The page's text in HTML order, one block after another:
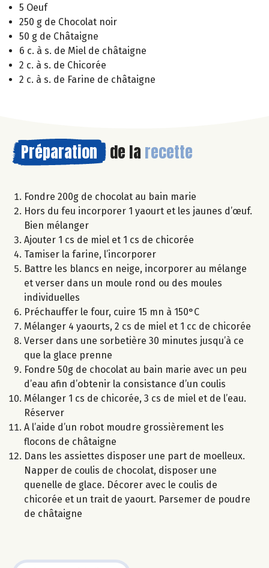
5 Oeuf
250 g de Chocolat noir
50 g de Châtaigne
6 c. à s. de Miel de châtaigne
2 c. à s. de Chicorée
2 c. à s. de Farine de châtaigne
Préparation de la recette
Fondre 200g de chocolat au bain marie
Hors du feu incorporer 1 yaourt et les jaunes d’œuf.
Bien mélanger
Ajouter 1 cs de miel et 1 cs de chicorée
Tamiser la farine, l’incorporer
Battre les blancs en neige, incorporer au mélange
et verser dans un moule rond ou des moules
individuelles
Préchauffer le four, cuire 15 mn à 150°C
Mélanger 4 yaourts, 2 cs de miel et 1 cc de chicorée
Verser dans une sorbetière 30 minutes jusqu’à ce
que la glace prenne
Fondre 50g de chocolat au bain marie avec un peu
d’eau afin d’obtenir la consistance d’un coulis
Mélanger 1 cs de chicorée, 3 cs de miel et de l’eau.
Réserver
A l’aide d’un robot moudre grossièrement les
flocons de châtaigne
Dans les assiettes disposer une part de moelleux.
Napper de coulis de chocolat, disposer une
quenelle de glace. Décorer avec le coulis de
chicorée et un trait de yaourt. Parsemer de poudre
de châtaigne